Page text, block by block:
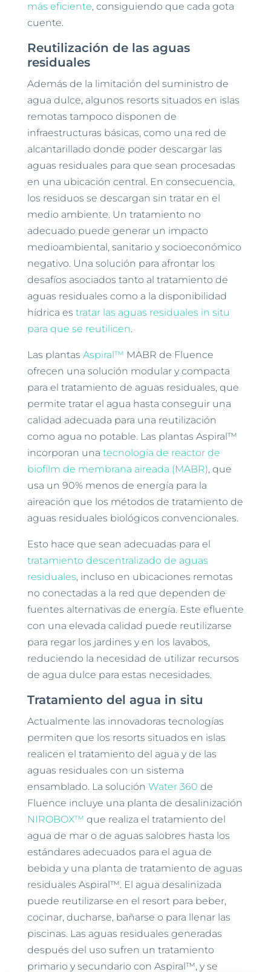
más eficiente, consiguiendo que cada gota
cuente.
Reutilización de las aguas
residuales
Además de la limitación del suministro de
agua dulce, algunos resorts situados en islas
remotas tampoco disponen de
infraestructuras básicas, como una red de
alcantarillado donde poder descargar las
aguas residuales para que sean procesadas
en una ubicación central. En consecuencia,
los residuos se descargan sin tratar en el
medio ambiente. Un tratamiento no
adecuado puede generar un impacto
medioambiental, sanitario y socioeconómico
negativo. Una solución para afrontar los
desafíos asociados tanto al tratamiento de
aguas residuales como a la disponibilidad
hídrica es tratar las aguas residuales in situ
para que se reutilicen.
Las plantas Aspiral™ MABR de Fluence
ofrecen una solución modular y compacta
para el tratamiento de aguas residuales, que
permite tratar el agua hasta conseguir una
calidad adecuada para una reutilización
como agua no potable. Las plantas Aspiral™
incorporan una tecnología de reactor de
biofilm de membrana aireada (MABR), que
usa un 90% menos de energía para la
aireación que los métodos de tratamiento de
aguas residuales biológicos convencionales.
Esto hace que sean adecuadas para el
tratamiento descentralizado de aguas
residuales, incluso en ubicaciones remotas
no conectadas a la red que dependen de
fuentes alternativas de energía. Este efluente
con una elevada calidad puede reutilizarse
para regar los jardines y en los lavabos,
reduciendo la necesidad de utilizar recursos
de agua dulce para estas necesidades.
Tratamiento del agua in situ
Actualmente las innovadoras tecnologías
permiten que los resorts situados en islas
realicen el tratamiento del agua y de las
aguas residuales con un sistema
ensamblado. La solución Water 360 de
Fluence incluye una planta de desalinización
NIROBOX™ que realiza el tratamiento del
agua de mar o de aguas salobres hasta los
estándares adecuados para el agua de
bebida y una planta de tratamiento de aguas
residuales Aspiral™. El agua desalinizada
puede reutilizarse en el resort para beber,
cocinar, ducharse, bañarse o para llenar las
piscinas. Las aguas residuales generadas
después del uso sufren un tratamiento
primario y secundario con Aspiral™, y se